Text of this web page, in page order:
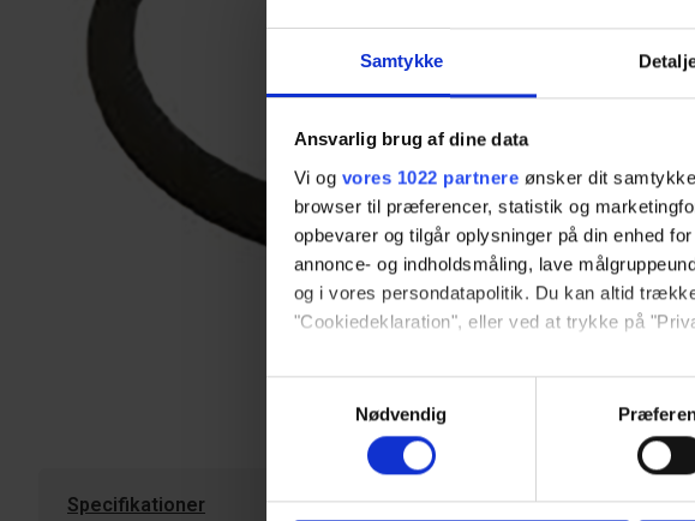
Samtykke
Ansvarlig brug af dine data
Vi og vores 1022 partnere ønsker dit
browser til præferencer, statistik og
opbevarer og tilgår oplysninger på din enhed
annonce- og indholdsmåling, lave
og i vores persondatapolitik. Du kan altid
"Cookiedeklaration", eller ved at trykke på
Hvis du tillader det, vil vi også gerne:
Indsamle præcise oplysninger om din
Identificere din enhed baseret på en
Dine valg anvendes på hele websitet.
Nødvendig
Specifikationer